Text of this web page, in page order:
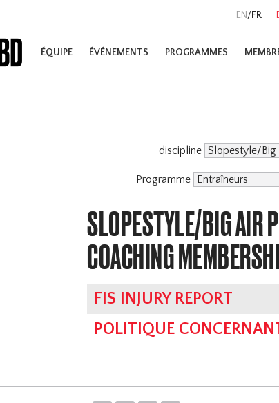
EN/FR
ÉQUIPE ÉVÉNEMENTS PROGRAMMES
discipline
Programme
SLOPESTYLE/BIG AIR
COACHING
FIS INJURY REPORT
POLITIQUE